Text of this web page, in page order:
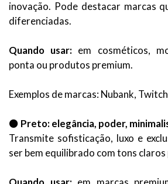
inovação. Pode destacar marcas
diferenciadas.
Quando usar: em cosméticos,
ponta ou produtos premium.
Exemplos de marcas: Nubank,
⚫ Preto: elegância, poder,
Transmite sofisticação, luxo e
ser bem equilibrado com tons claros